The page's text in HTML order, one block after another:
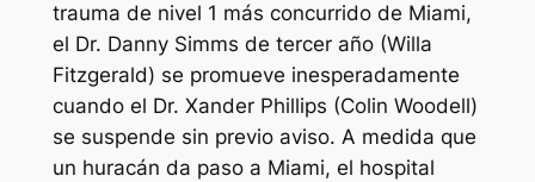
trauma de nivel 1 más concurrido de Miami,
el Dr. Danny Simms de tercer año (Willa
Fitzgerald) se promueve inesperadamente
cuando el Dr. Xander Phillips (Colin Woodell)
se suspende sin previo aviso. A medida que
un huracán da paso a Miami, el hospital